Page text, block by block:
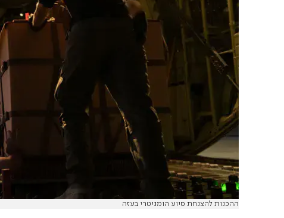
ההכנות להצנחת סיוע הומניטרי בעזה